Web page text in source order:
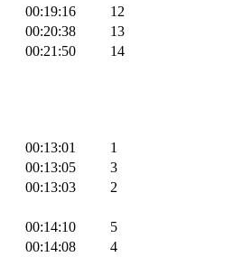
00:19:16
12
00:20:38
13
00:21:50 14
00:13:01
1
00:13:05
3
00:13:03
2
00:14:10
5
00:14:08
4